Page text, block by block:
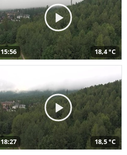
15:56 18,4 °C
18:27 18,5 °C